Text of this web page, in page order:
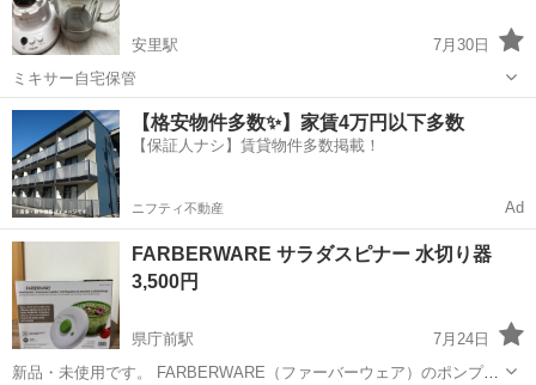
安里駅
7月30日
ミキサー自宅保管
沖縄 那覇市 安里駅 キッチン家電
【格安物件多数✨】家賃4万円以下多数
【保証人ナシ】賃貸物件多数掲載！
ニフティ不動産 Ad
FARBERWARE サラダスピナー 水切り器
3,500円
県庁前駅
7月24日
新品・未使用です。 FARBERWARE（ファーバーウェア）のポンプ式